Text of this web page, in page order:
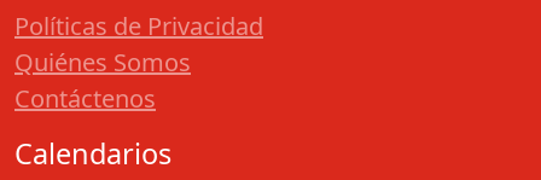
Políticas de Privacidad
Quiénes Somos
Contáctenos
Calendarios